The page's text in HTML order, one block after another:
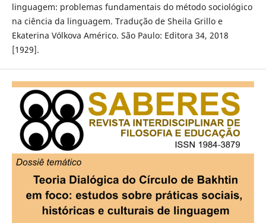
linguagem: problemas fundamentais do método sociológico
na ciência da linguagem. Tradução de Sheila Grillo e
Ekaterina Vólkova Américo. São Paulo: Editora 34, 2018
[1929].